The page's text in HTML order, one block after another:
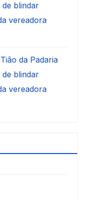
blindar
vereadora
Tião da Padaria
blindar
vereadora